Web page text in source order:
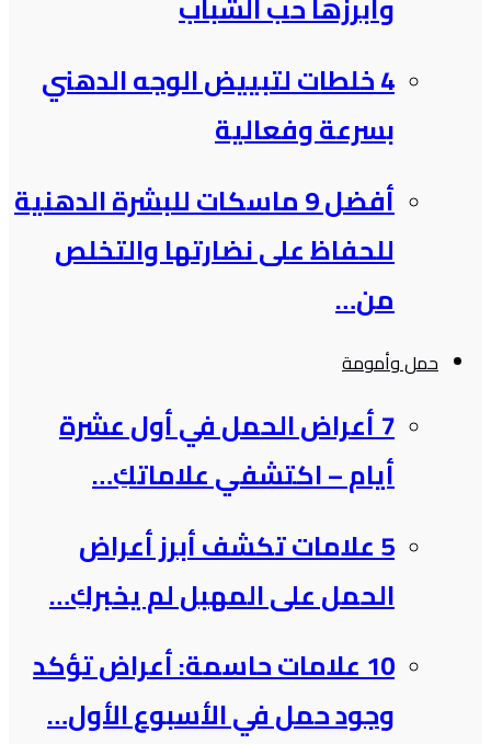
4 خلطات لتبييض الوجه الدهني
بسرعة وفعالية
أفضل 9 ماسكات للبشرة الدهنية
للحفاظ على نضارتها والتخلص
من…
حمل وأمومة
7 أعراض الحمل في أول عشرة
أيام – اكتشفي علاماتكِ…
5 علامات تكشف أبرز أعراض
الحمل على المهبل لم يخبركِ…
10 علامات حاسمة: أعراض تؤكد
وجود حمل في الأسبوع الأول…